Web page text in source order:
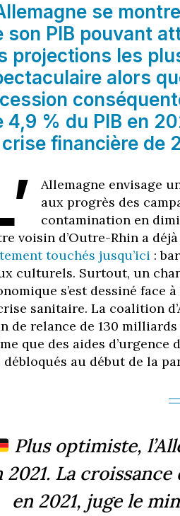
se
son PIB pouvant
projections les
alors
4,9 % du PIB en
crise financière de
Allemagne envisage
aux progrès des
contamination en
voisin d’Outre-Rhin a
touchés jusqu’ici :
culturels. Surtout, un
s’est dessiné face
sanitaire. La coalition
de relance de 130 milliards
que des aides
débloqués au début de la
Plus optimiste,
2021. La
en 2021, juge le